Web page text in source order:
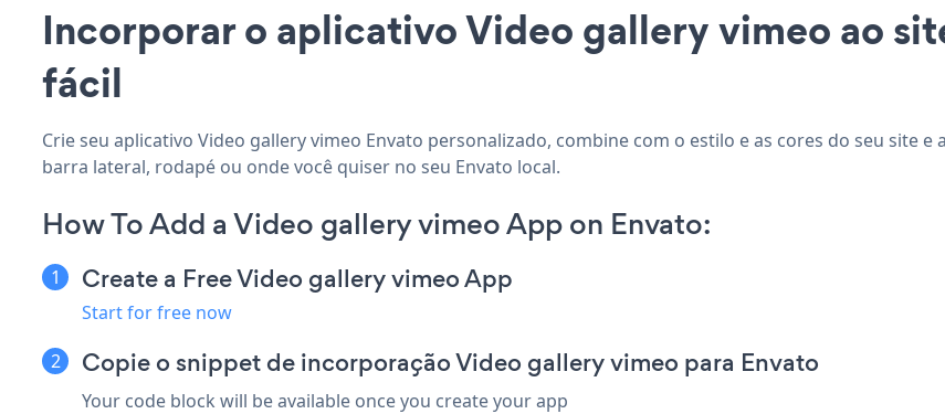
Incorporar o aplicativo Video gallery vimeo ao
fácil
Crie seu aplicativo Video gallery vimeo Envato personalizado, combine com o estilo e as cores do seu site
barra lateral, rodapé ou onde você quiser no seu Envato local.
How To Add a Video gallery vimeo App on Envato:
Create a Free Video gallery vimeo App
Start for free now
Copie o snippet de incorporação Video gallery vimeo para Envato
Your code block will be available once you create your app